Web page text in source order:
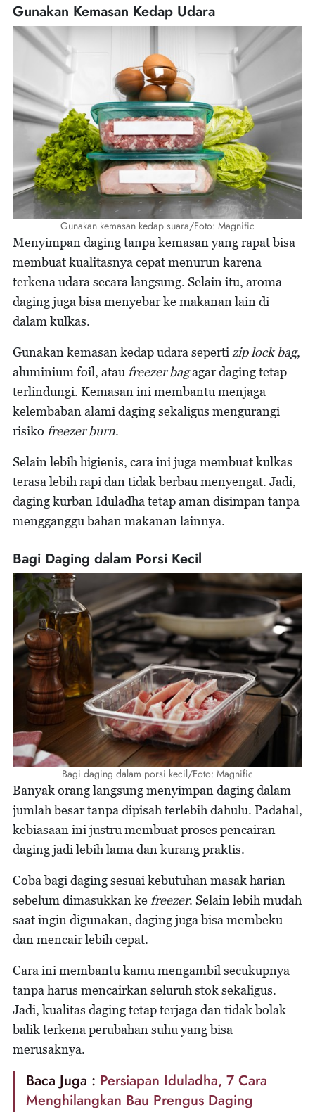
Gunakan Kemasan Kedap Udara
Gunakan kemasan kedap suara/Foto: Magnific
Menyimpan daging tanpa kemasan yang rapat bisa
membuat kualitasnya cepat menurun karena
terkena udara secara langsung. Selain itu, aroma
daging juga bisa menyebar ke makanan lain di
dalam kulkas.
Gunakan kemasan kedap udara sepertizip lock bag,
aluminium foil, ataufreezer bagagar daging tetap
terlindungi. Kemasan ini membantu menjaga
kelembaban alami daging sekaligus mengurangi
risiko freezer burn.
Selain lebih higienis, cara ini juga membuat kulkas
terasa lebih rapi dan tidak berbau menyengat. Jadi,
daging kurban Iduladha tetap aman disimpan tanpa
mengganggu bahan makanan lainnya.
Bagi Daging dalam Porsi Kecil
Bagi daging dalam porsi kecil/Foto: Magnific
Banyak orang langsung menyimpan daging dalam
jumlah besar tanpa dipisah terlebih dahulu. Padahal,
kebiasaan ini justru membuat proses pencairan
daging jadi lebih lama dan kurang praktis.
Coba bagi daging sesuai kebutuhan masak harian
sebelum dimasukkan ke freezer. Selain lebih mudah
saat ingin digunakan, daging juga bisa membeku
dan mencair lebih cepat.
Cara ini membantu kamu mengambil secukupnya
tanpa harus mencairkan seluruh stok sekaligus.
Jadi, kualitas daging tetap terjaga dan tidak bolak-
balik terkena perubahan suhu yang bisa
merusaknya.
Baca Juga : Persiapan Iduladha, 7 Cara
Menghilangkan Bau Prengus Daging